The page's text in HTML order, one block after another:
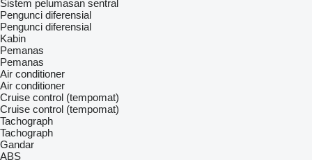
Sistem pelumasan sentral
Pengunci diferensial
Pengunci diferensial
Kabin
Pemanas
Pemanas
Air conditioner
Air conditioner
Cruise control (tempomat)
Cruise control (tempomat)
Tachograph
Tachograph
Gandar
ABS